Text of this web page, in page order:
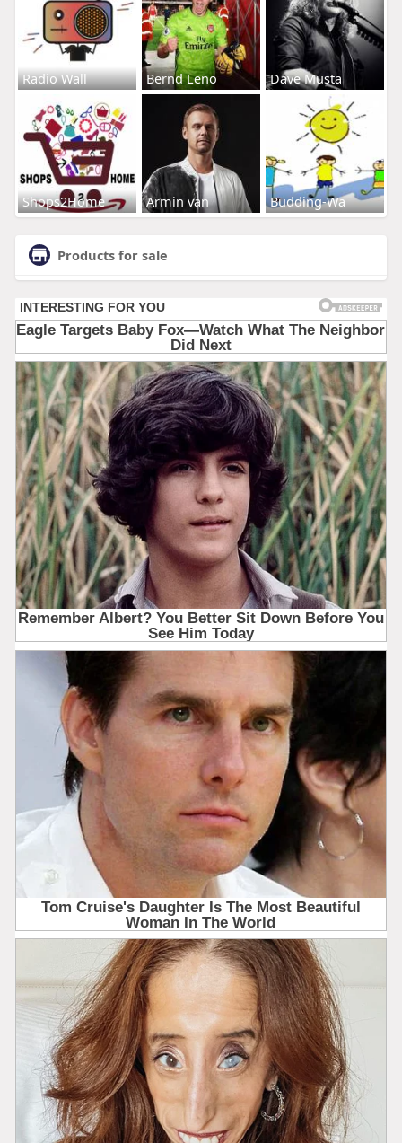
Radio Wall Bernd Leno Dave Musta
Shops2Home Armin van Budding-Wa
Products for sale